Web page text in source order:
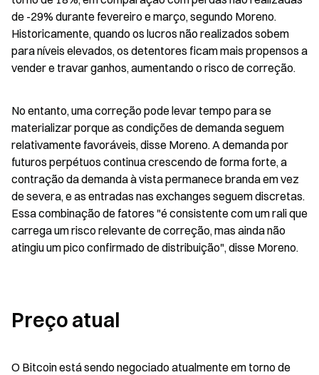
de -29% durante fevereiro e março, segundo Moreno.
Historicamente, quando os lucros não realizados sobem
para níveis elevados, os detentores ficam mais propensos a
vender e travar ganhos, aumentando o risco de correção.
No entanto, uma correção pode levar tempo para se
materializar porque as condições de demanda seguem
relativamente favoráveis, disse Moreno. A demanda por
futuros perpétuos continua crescendo de forma forte, a
contração da demanda à vista permanece branda em vez
de severa, e as entradas nas exchanges seguem discretas.
Essa combinação de fatores "é consistente com um rali que
carrega um risco relevante de correção, mas ainda não
atingiu um pico confirmado de distribuição", disse Moreno.
Preço atual
O Bitcoin está sendo negociado atualmente em torno de